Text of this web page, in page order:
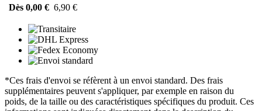
Dès 0,00 € 6,90 €
*Ces frais d'envoi se réfèrent à un envoi standard. Des frais
supplémentaires peuvent s'appliquer, par exemple en raison du
poids, de la taille ou des caractéristiques spécifiques du produit. Ces